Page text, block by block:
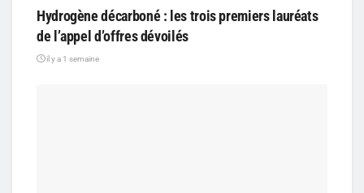
Hydrogène décarboné : les trois premiers lauréats
de l’appel d’offres dévoilés
il y a 1 semaine